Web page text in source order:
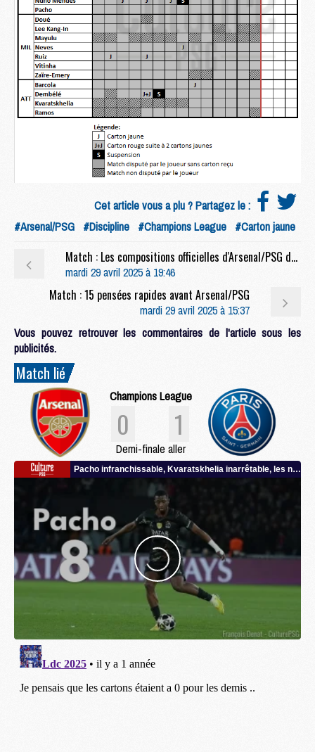
Cet article vous a plu ? Partagez le :
#Arsenal/PSG #Discipline #Champions League #Carton jaune
Match : Les compositions officielles d'Arsenal/PSG dévoilées, Doué titulaire
mardi 29 avril 2025 à 19:46
Match : 15 pensées rapides avant Arsenal/PSG
mardi 29 avril 2025 à 15:37
Vous pouvez retrouver les commentaires de l'article sous les
publicités.
Match lié
Champions League
0 1
Demi-finale aller